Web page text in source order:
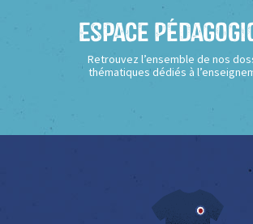
Espace
Retrouvez l’ensemble de nos
thématiques dédiés à